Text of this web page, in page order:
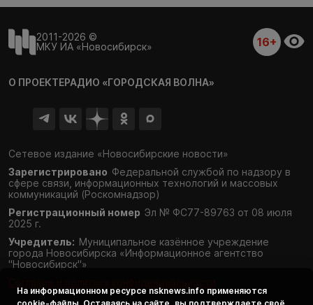
2011-2026 ©
МКУ ИА «Новосибирск»
16+
О ПРОЕКТЕРАДИО «ГОРОДСКАЯ ВОЛНА»
Сетевое издание «Новосибирские новости»
Зарегистрировано Федеральной службой по надзору в
сфере связи, информационных технологий и массовых
коммуникаций (Роскомнадзор)
Регистрационный номер Эл № ФС77-89763 от 08 июля
2025 г.
Учредитель: Муниципальное казённое учреждение
города Новосибирска «Информационное агентство
"Новосибирск"»
На информационном ресурсе nsknews.info применяются